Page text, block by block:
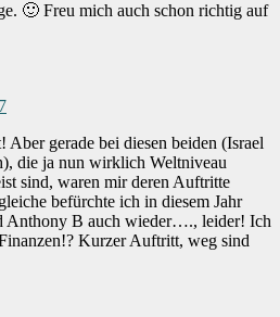
🙂 Freu mich auch schon richtig auf
gerade bei diesen beiden (Israel
die ja nun wirklich Weltniveau
sind, waren mir deren Auftritte
befürchte ich in diesem Jahr
Anthony B auch wieder…., leider! Ich
Kurzer Auftritt, weg sind